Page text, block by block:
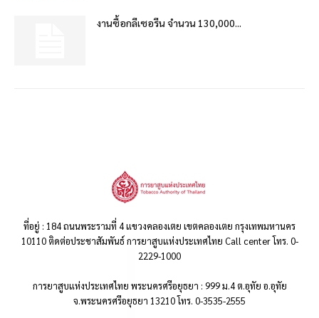
งานซื้อกลีเซอรีน จำนวน 130,000...
ที่อยู่ : 184 ถนนพระรามที่ 4 แขวงคลองเตย เขตคลองเตย กรุงเทพมหานคร
10110 ติดต่อประชาสัมพันธ์ การยาสูบแห่งประเทศไทย Call center โทร. 0-
2229-1000
การยาสูบแห่งประเทศไทย พระนครศรีอยุธยา : 999 ม.4 ต.อุทัย อ.อุทัย
จ.พระนครศรีอยุธยา 13210 โทร. 0-3535-2555